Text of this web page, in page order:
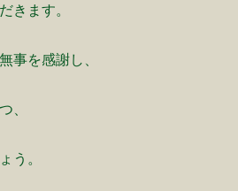
きます。
事を感謝し、
、
う。